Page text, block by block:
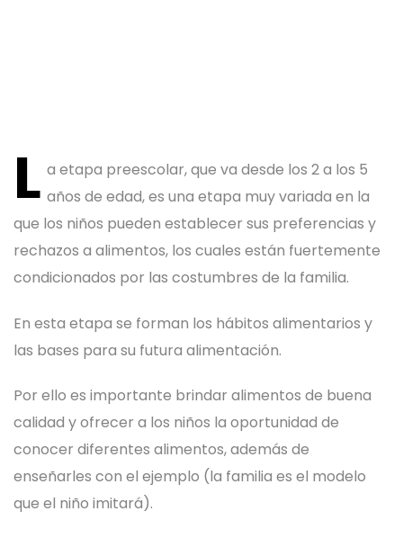
L a etapa preescolar, que va desde los 2 a los 5
años de edad, es una etapa muy variada en la
que los niños pueden establecer sus preferencias y
rechazos a alimentos, los cuales están fuertemente
condicionados por las costumbres de la familia.
En esta etapa se forman los hábitos alimentarios y
las bases para su futura alimentación.
Por ello es importante brindar alimentos de buena
calidad y ofrecer a los niños la oportunidad de
conocer diferentes alimentos, además de
enseñarles con el ejemplo (la familia es el modelo
que el niño imitará).